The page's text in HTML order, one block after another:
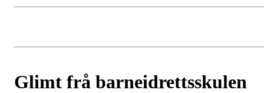
Glimt frå barneidrettsskulen